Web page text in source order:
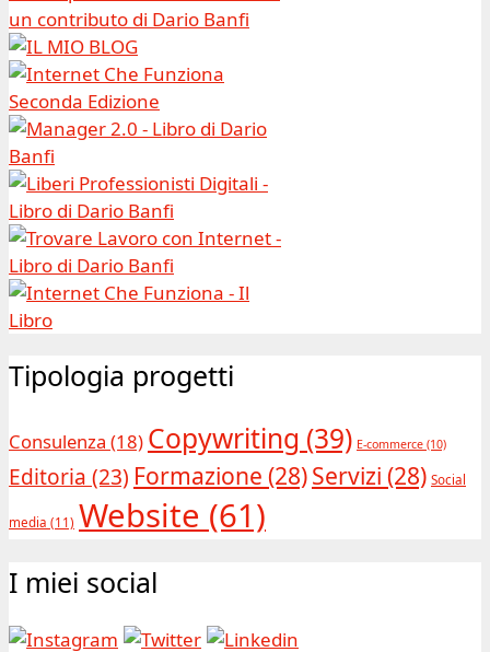
Tipologia progetti
Consulenza (18) Copywriting (39) E-commerce (10)
Editoria (23) Formazione (28)Servizi (28) Social
media (11) Website (61)
I miei social